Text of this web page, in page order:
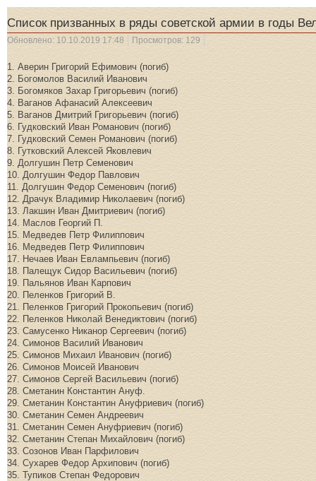
Список призванных в ряды советской армии в годы
Обновлено: 10.10.2019 17:48 Просмотров: 129
1. Аверин Григорий Ефимович (погиб)
2. Богомолов Василий Иванович
3. Богомяков Захар Григорьевич (погиб)
4. Ваганов Афанасий Алексеевич
5. Ваганов Дмитрий Григорьевич (погиб)
6. Гудковский Иван Романович (погиб)
7. Гудковский Семен Романович (погиб)
8. Гутковский Алексей Яковлевич
9. Долгушин Петр Семенович
10. Долгушин Федор Павлович
11. Долгушин Федор Семенович (погиб)
12. Драчук Владимир Николаевич (погиб)
13. Лакшин Иван Дмитриевич (погиб)
14. Маслов Георгий П.
15. Медведев Петр Филиппович
16. Медведев Петр Филиппович
17. Нечаев Иван Евлампьевич (погиб)
18. Палещук Сидор Васильевич (погиб)
19. Пальянов Иван Карпович
20. Пеленков Григорий В.
21. Пеленков Григорий Прокопьевич (погиб)
22. Пеленков Николай Венедиктович (погиб)
23. Самусенко Никанор Сергеевич (погиб)
24. Симонов Василий Иванович
25. Симонов Михаил Иванович (погиб)
26. Симонов Моисей Иванович
27. Симонов Сергей Васильевич (погиб)
28. Сметанин Константин Ануф.
29. Сметанин Константин Ануфриевич (погиб)
30. Сметанин Семен Андреевич
31. Сметанин Семен Ануфриевич (погиб)
32. Сметанин Степан Михайлович (погиб)
33. Созонов Иван Парфилович
34. Сухарев Федор Архипович (погиб)
35. Тупиков Степан Федорович